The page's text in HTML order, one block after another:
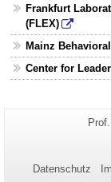
Frankfurt
(FLEX)
Mainz
Center for
Datenschutz